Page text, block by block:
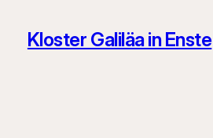
Kloster Galiläa in Enste